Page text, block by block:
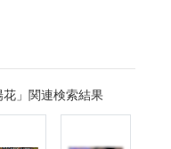
」関連検索結果